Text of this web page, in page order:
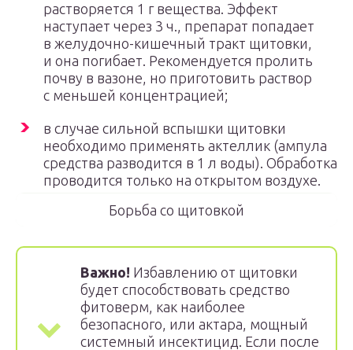
растворяется 1 г вещества. Эффект
наступает через 3 ч., препарат попадает
в желудочно-кишечный тракт щитовки,
и она погибает. Рекомендуется пролить
почву в вазоне, но приготовить раствор
с меньшей концентрацией;
в случае сильной вспышки щитовки
необходимо применять актеллик (ампула
средства разводится в 1 л воды). Обработка
проводится только на открытом воздухе.
Борьба со щитовкой
Важно! Избавлению от щитовки
будет способствовать средство
фитоверм, как наиболее
безопасного, или актара, мощный
системный инсектицид. Если после